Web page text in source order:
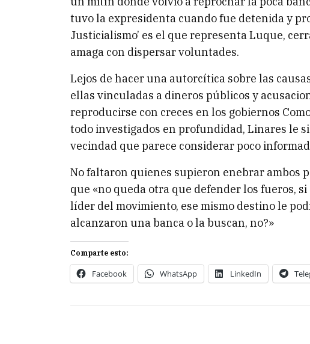
tuvo la expresidenta cuando fue detenida y
Justicialismo’ es el que representa Luque,
amaga con dispersar voluntades.
Lejos de hacer una autorcítica sobre las
ellas vinculadas a dineros públicos y
reproducirse con creces en los gobiernos
todo investigados en profundidad, Linares le
vecindad que parece considerar poco
No faltaron quienes supieron enebrar ambos
que «no queda otra que defender los fueros,
líder del movimiento, ese mismo destino le
alcanzaron una banca o la buscan, no?»
Comparte esto:
Facebook WhatsApp LinkedIn